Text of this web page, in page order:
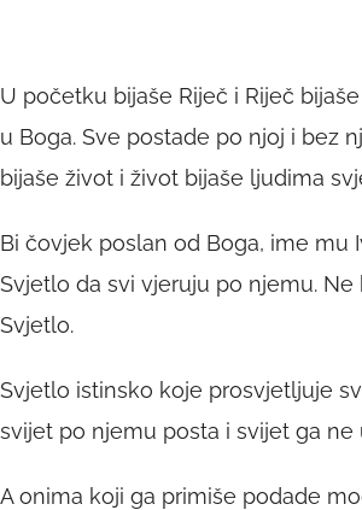
U početku bijaše Riječ i Riječ
u Boga. Sve postade po njoj i bez
bijaše život i život bijaše ljudima
Bi čovjek poslan od Boga, ime mu
Svjetlo da svi vjeruju po njemu.
Svjetlo.
Svjetlo istinsko koje prosvjetljuje
svijet po njemu posta i svijet ga
A onima koji ga primiše podade